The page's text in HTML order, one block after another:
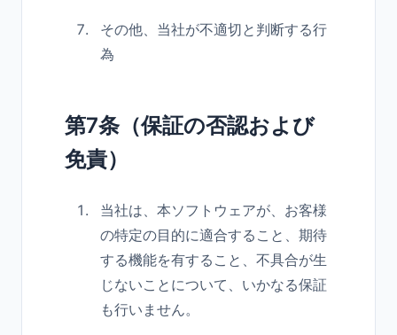
その他、当社が不適切と判断する行
為
第7条（保証の否認および
免責）
当社は、本ソフトウェアが、お客様
の特定の目的に適合すること、期待
する機能を有すること、不具合が生
じないことについて、いかなる保証
も行いません。